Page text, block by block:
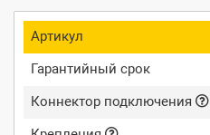
Артикул
Гарантийный срок
Коннектор подключения